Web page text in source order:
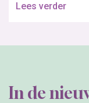
Lees verder
In de